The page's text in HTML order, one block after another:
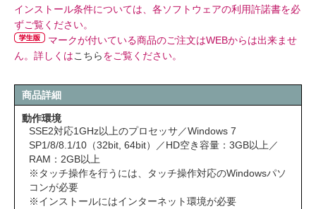
インストール条件については、各ソフトウェアの利用許諾書を必
ずご覧ください。
マークが付いている商品のご注文はWEBからは出来ませ
ん。詳しくはこちらをご覧ください。
商品詳細
動作環境
SSE2対応1GHz以上のプロセッサ／Windows 7
SP1/8/8.1/10（32bit, 64bit）／HD空き容量：3GB以上／
RAM：2GB以上
※タッチ操作を行うには、タッチ操作対応のWindowsパソ
コンが必要
※インストールにはインターネット環境が必要